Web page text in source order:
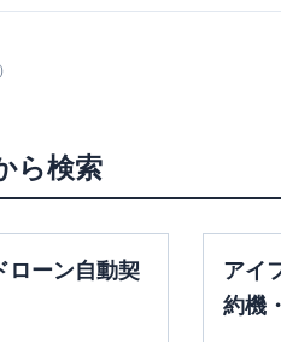
：00～15：
土曜：8：00～22：
00
ら検索
ローン自動契
アイ
約機